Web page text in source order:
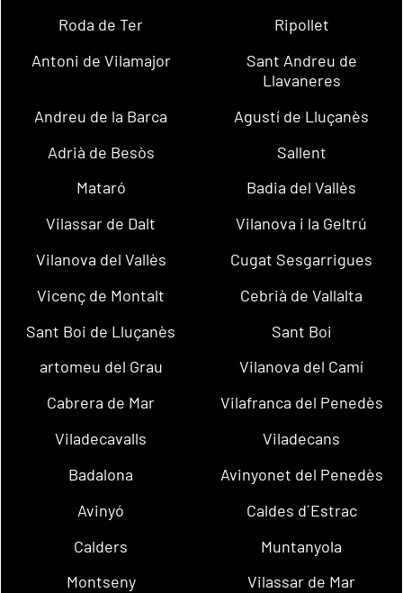
Roda de Ter
Ripollet
Antoni de Vilamajor
Sant Andreu de
Llavaneres
Andreu de la Barca
Agustí de Lluçanès
Adrià de Besòs
Sallent
Mataró
Badia del Vallès
Vilassar de Dalt
Vilanova i la Geltrú
Vilanova del Vallès
Cugat Sesgarrigues
Vicenç de Montalt
Cebrià de Vallalta
Sant Boi de Lluçanès
Sant Boi
artomeu del Grau
Vilanova del Camí
Cabrera de Mar
Vilafranca del Penedès
Viladecavalls
Viladecans
Badalona
Avinyonet del Penedès
Avinyó
Caldes d´Estrac
Calders
Muntanyola
Montseny
Vilassar de Mar